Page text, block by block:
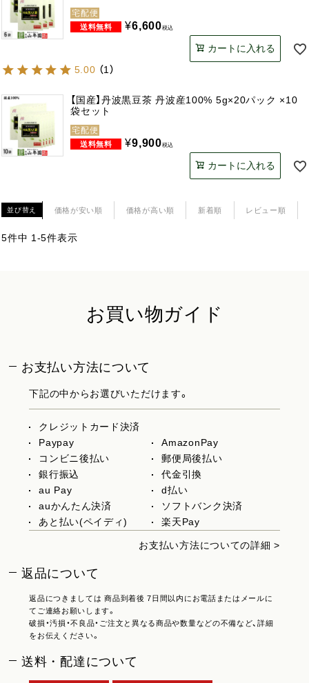
宅配便
¥6,600税込
カートに入れる
5.00 （1 ）
【国産】丹波黒豆茶 丹波産100% 5g×20パック ×10
袋セット
宅配便
¥9,900税込
カートに入れる
並び替え 価格が安い順 価格が高い順 新着順 レビュー順
5件中 1 -5件表示
お買い物ガイド
お支払い方法について
下記の中からお選びいただけます。
クレジットカード決済
Paypay
AmazonPay
コンビニ後払い
郵便局後払い
銀行振込
代金引換
au Pay
d払い
auかんたん決済
ソフトバンク決済
あと払い(ペイディ)
楽天Pay
お支払い方法についての詳細 >
返品について
返品につきましては 商品到着後 7日間以内にお電話またはメールに
てご連絡お願いします。
破損・汚損・不良品・ご注文と異なる商品や数量などの不備など、詳細
をお伝えください。
送料・配達について